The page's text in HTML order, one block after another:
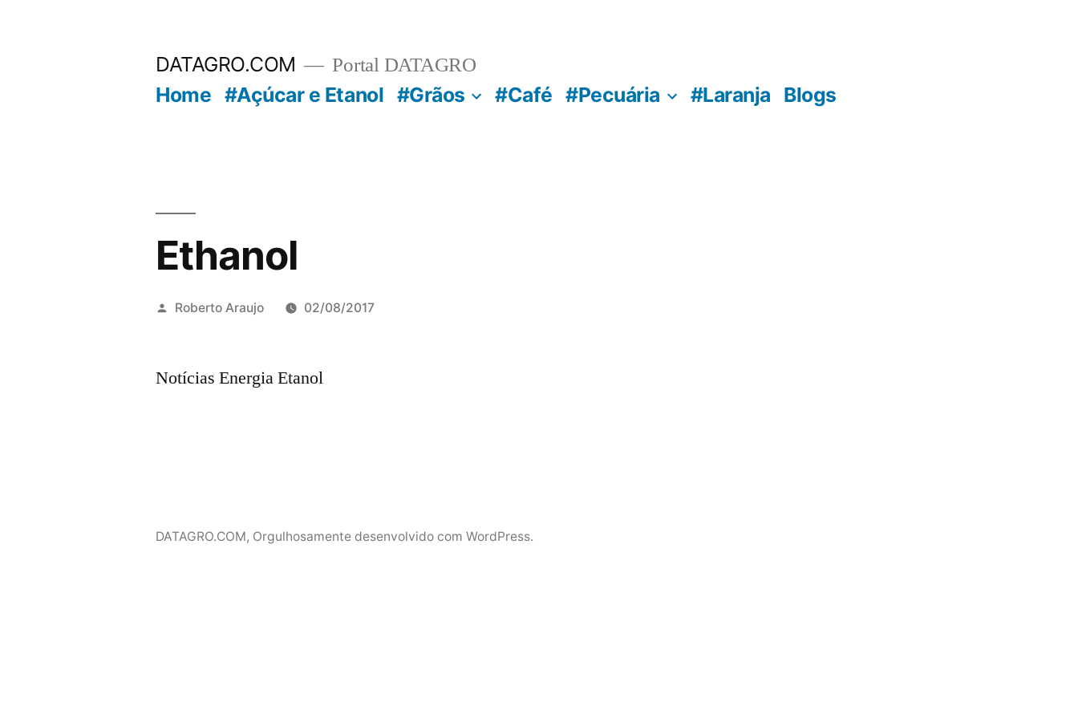
DATAGRO.COM Portal DATAGRO
Home #Açúcar e Etanol #Grãos #Café #Pecuária #Laranja Blogs
Ethanol
Publicado
Roberto Araujo 02/08/2017
Notícias Energia Etanol
DATAGRO.COM, Orgulhosamente desenvolvido com WordPress.